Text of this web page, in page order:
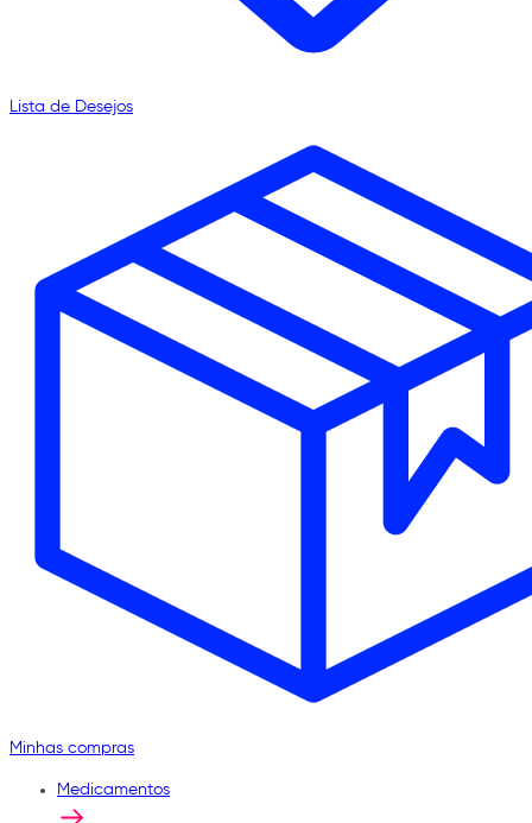
Lista de Desejos
Minhas compras
Medicamentos